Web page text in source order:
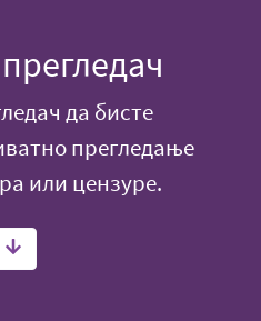
да бисте
прегледање
или цензуре.